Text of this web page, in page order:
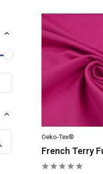
Oeko-Tex®
French Terry